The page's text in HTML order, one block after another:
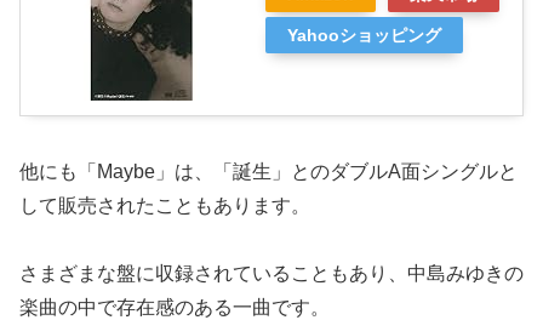
Yahooショッピング
他にも「Maybe」は、「誕生」とのダブルA面シングルと
して販売されたこともあります。
さまざまな盤に収録されていることもあり、中島みゆきの
楽曲の中で存在感のある一曲です。